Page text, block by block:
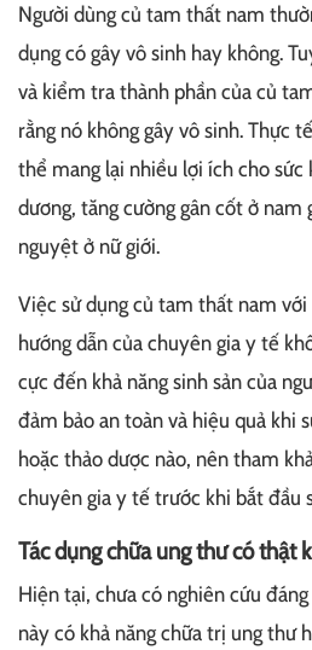
Người dùng củ tam thất nam
dụng có gây vô sinh hay không.
và kiểm tra thành phần của củ
rằng nó không gây vô sinh. Thực
thể mang lại nhiều lợi ích cho sức
dương, tăng cường gân cốt ở nam
nguyệt ở nữ giới.
Việc sử dụng củ tam thất nam
hướng dẫn của chuyên gia y tế
cực đến khả năng sinh sản của
đảm bảo an toàn và hiệu quả khi
hoặc thảo dược nào, nên tham
chuyên gia y tế trước khi bắt đầu
Tác dụng chữa ung thư có thật
Hiện tại, chưa có nghiên cứu
này có khả năng chữa trị ung thư